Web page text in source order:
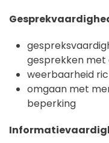
gesprekken
weerbaarheid
omgaan met
beperking